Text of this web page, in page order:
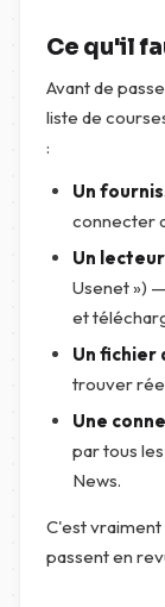
Ce qu'il
Avant de
liste de
:
Un
connecter
Un
Usenet »)
et
Un fichier
trouver
Une
par tous
News.
C'est
passent en